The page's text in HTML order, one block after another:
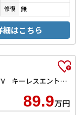
修復 無
細はこちら
G 4WD 純正ナビ ETC バックカメラ TV キーレスエントリー アイドリングストップ 電動格納ミラー CVT 盗難防止システム 衝突安全ボディ ABS ESC エアコン パワーステアリング
89.9万円